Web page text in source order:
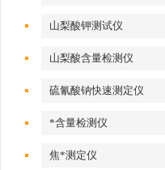
山梨酸钾测试仪
山梨酸含量检测仪
硫氰酸钠快速测定仪
*含量检测仪
焦*测定仪